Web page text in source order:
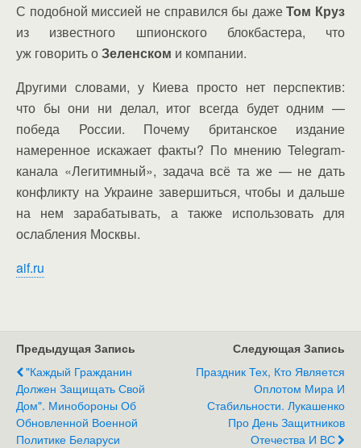
С подобной миссией не справился бы дажеТом Круз
из известного шпионского блокбастера, что
уж говорить оЗеленском и компании.
Другими словами, у Киева просто нет перспектив:
что бы они ни делал, итог всегда будет одним —
победа России. Почему британское издание
намеренное искажает факты? По мнению Telegram-
канала «Легитимный», задача всё та же — не дать
конфликту на Украине завершиться, чтобы и дальше
на нем зарабатывать, а также использовать для
ослабления Москвы.
aif.ru
Предыдущая Запись
"Каждый Гражданин
Должен Защищать Свой
Дом". Минобороны Об
Обновленной Военной
Политике Беларуси
Следующая Запись
Праздник Тех, Кто Является
Оплотом Мира И
Стабильности. Лукашенко
Про День Защитников
Отечества И ВС